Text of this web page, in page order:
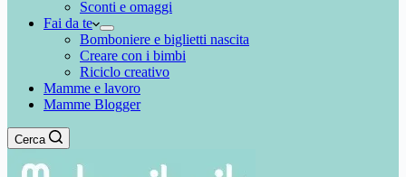
Sconti e omaggi
Fai da te
Bomboniere e biglietti nascita
Creare con i bimbi
Riciclo creativo
Mamme e lavoro
Mamme Blogger
Cerca